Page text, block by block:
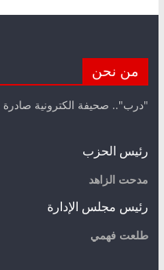
من نحن
"درب".. صحيفة الكترونية
رئيس الحزب
مدحت الزاهد
رئيس مجلس الإدارة
طلعت فهمي